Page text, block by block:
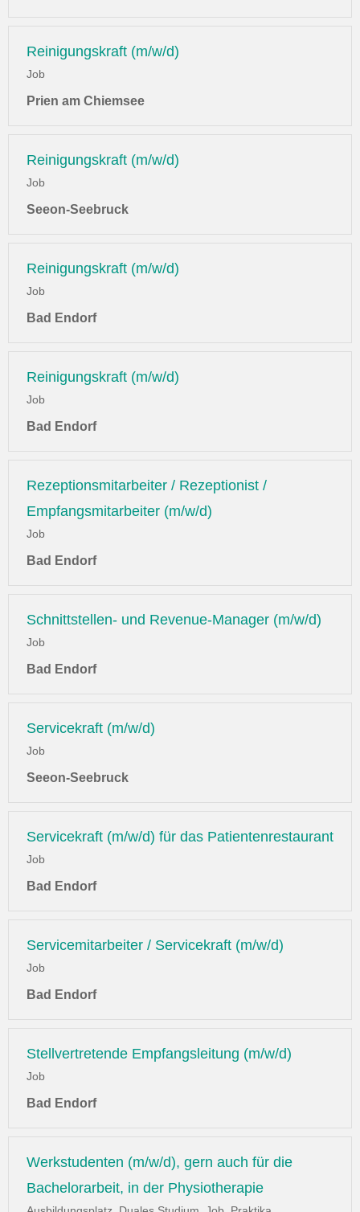
Reinigungskraft (m/w/d)
Job
Prien am Chiemsee
Reinigungskraft (m/w/d)
Job
Seeon-Seebruck
Reinigungskraft (m/w/d)
Job
Bad Endorf
Reinigungskraft (m/w/d)
Job
Bad Endorf
Rezeptionsmitarbeiter / Rezeptionist /
Empfangsmitarbeiter (m/w/d)
Job
Bad Endorf
Schnittstellen- und Revenue-Manager (m/w/d)
Job
Bad Endorf
Servicekraft (m/w/d)
Job
Seeon-Seebruck
Servicekraft (m/w/d) für das Patientenrestaurant
Job
Bad Endorf
Servicemitarbeiter / Servicekraft (m/w/d)
Job
Bad Endorf
Stellvertretende Empfangsleitung (m/w/d)
Job
Bad Endorf
Werkstudenten (m/w/d), gern auch für die
Bachelorarbeit, in der Physiotherapie